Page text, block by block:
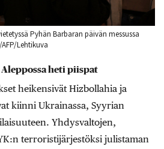
Pyhän Barbaran päivän messussa
Lehtikuva
heti piispat
heikensivät Hizbollahia ja
kiinni Ukrainassa, Syyrian
Yhdysvaltojen,
terroristijärjestöksi julistaman